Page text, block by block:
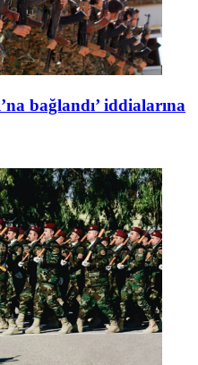
bağlandı’ iddialarına